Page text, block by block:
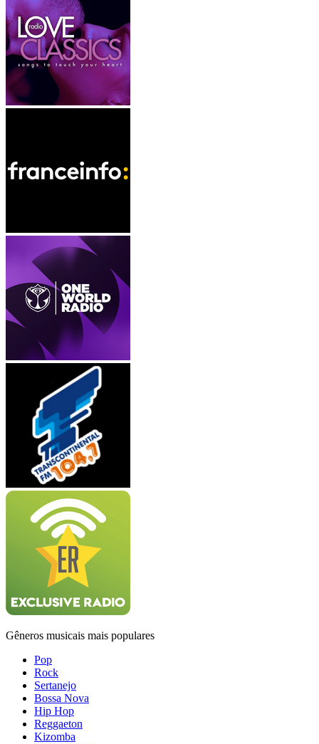
Gêneros musicais mais populares
Pop
Rock
Sertanejo
Bossa Nova
Hip Hop
Reggaeton
Kizomba